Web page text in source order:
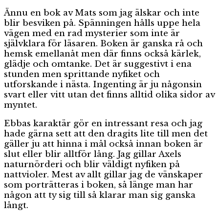
Ännu en bok av Mats som jag älskar och inte
blir besviken på. Spänningen hålls uppe hela
vägen med en rad mysterier som inte är
självklara för läsaren. Boken är ganska rå och
hemsk emellanåt men där finns också kärlek,
glädje och omtanke. Det är suggestivt i ena
stunden men sprittande nyfiket och
utforskande i nästa. Ingenting är ju någonsin
svart eller vitt utan det finns alltid olika sidor av
myntet.
Ebbas karaktär gör en intressant resa och jag
hade gärna sett att den dragits lite till men det
gäller ju att hinna i mål också innan boken är
slut eller blir alltför lång. Jag gillar Axels
naturnörderi och blir väldigt nyfiken på
nattvioler. Mest av allt gillar jag de vänskaper
som porträtteras i boken, så länge man har
någon att ty sig till så klarar man sig ganska
långt.